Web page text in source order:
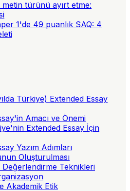
türünü ayırt etme:
1'de 49 puanlık SAQ: 4
Türkiye) Extended Essay
Amacı ve Önemi
Extended Essay İçin
Yazım Adımları
Oluşturulması
Teknikleri
Akademik Etik